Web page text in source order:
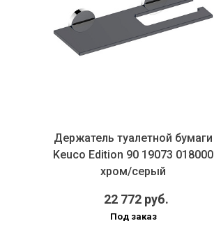
Держатель туалетной бумаги
Keuco Edition 90 19073 018000
хром/серый
22 772 руб.
Под заказ